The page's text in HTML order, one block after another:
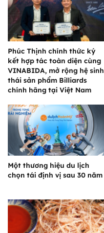
Phúc Thịnh chính thức ký
kết hợp tác toàn diện cùng
VINABIDA, mở rộng hệ sinh
thái sản phẩm Billiards
chính hãng tại Việt Nam
Một thương hiệu du lịch
chọn tái định vị sau 30 năm